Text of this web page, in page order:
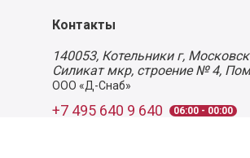
Контакты
140053, Котельники г,
Силикат мкр, строение № 4,
ООО «Д-Снаб»
+7 495 640 9 640 06:00 - 00:00